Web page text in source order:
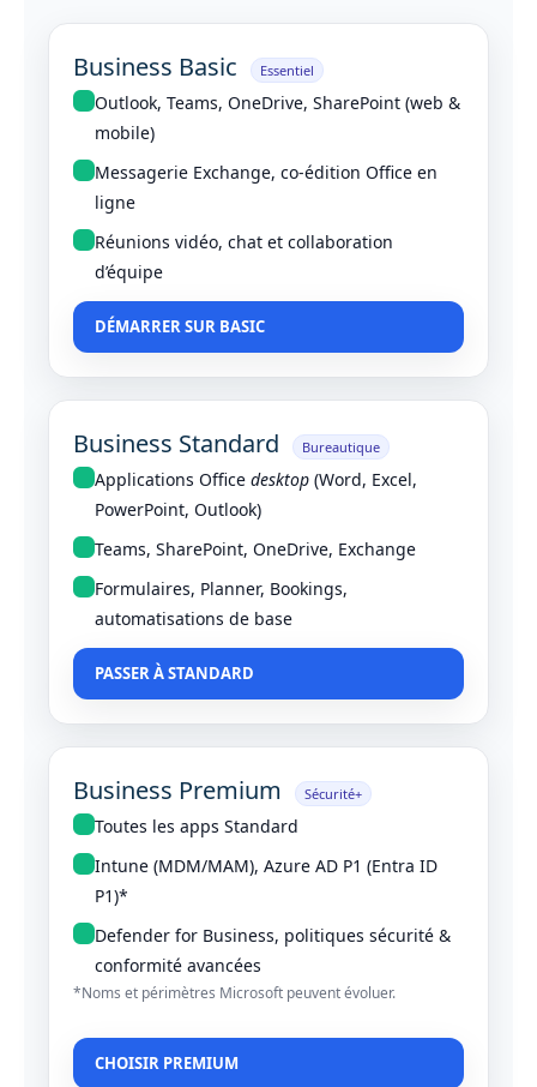
Business Basic Essentiel
Outlook, Teams, OneDrive, SharePoint (web &
mobile)
Messagerie Exchange, co‑édition Office en
ligne
Réunions vidéo, chat et collaboration
d’équipe
DÉMARRER SUR BASIC
Business Standard Bureautique
Applications Office desktop (Word, Excel,
PowerPoint, Outlook)
Teams, SharePoint, OneDrive, Exchange
Formulaires, Planner, Bookings,
automatisations de base
PASSER À STANDARD
Business Premium Sécurité+
Toutes les apps Standard
Intune (MDM/MAM), Azure AD P1 (Entra ID
P1)*
Defender for Business, politiques sécurité &
conformité avancées
*Noms et périmètres Microsoft peuvent évoluer.
CHOISIR PREMIUM